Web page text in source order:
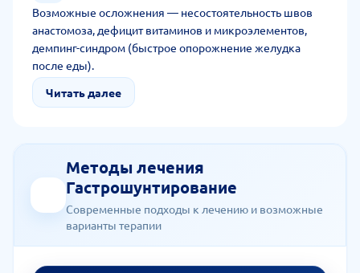
Возможные осложнения — несостоятельность швов
анастомоза, дефицит витаминов и микроэлементов,
демпинг-синдром (быстрое опорожнение желудка
после еды).
Читать далее
Методы лечения
Гастрошунтирование
Современные подходы к лечению и возможные
варианты терапии